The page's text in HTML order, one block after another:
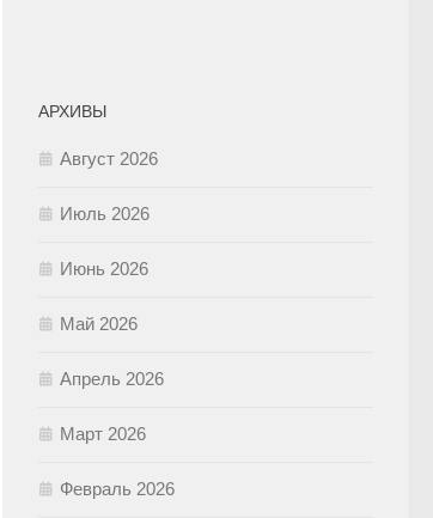
АРХИВЫ
Август 2026
Июль 2026
Июнь 2026
Май 2026
Апрель 2026
Март 2026
Февраль 2026